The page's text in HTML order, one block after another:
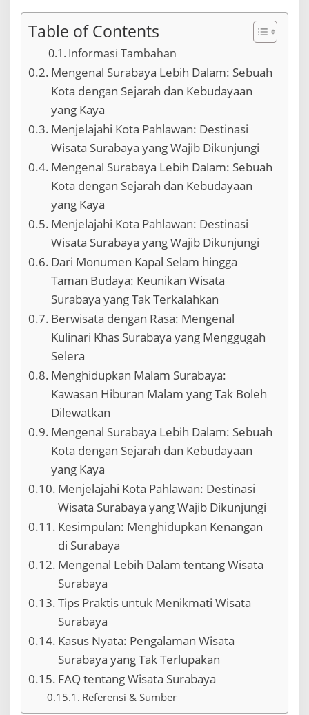
Table of Contents
Informasi Tambahan
Mengenal Surabaya Lebih Dalam: Sebuah
Kota dengan Sejarah dan Kebudayaan
yang Kaya
Menjelajahi Kota Pahlawan: Destinasi
Wisata Surabaya yang Wajib Dikunjungi
Mengenal Surabaya Lebih Dalam: Sebuah
Kota dengan Sejarah dan Kebudayaan
yang Kaya
Menjelajahi Kota Pahlawan: Destinasi
Wisata Surabaya yang Wajib Dikunjungi
Dari Monumen Kapal Selam hingga
Taman Budaya: Keunikan Wisata
Surabaya yang Tak Terkalahkan
Berwisata dengan Rasa: Mengenal
Kulinari Khas Surabaya yang Menggugah
Selera
Menghidupkan Malam Surabaya:
Kawasan Hiburan Malam yang Tak Boleh
Dilewatkan
Mengenal Surabaya Lebih Dalam: Sebuah
Kota dengan Sejarah dan Kebudayaan
yang Kaya
Menjelajahi Kota Pahlawan: Destinasi
Wisata Surabaya yang Wajib Dikunjungi
Kesimpulan: Menghidupkan Kenangan
di Surabaya
Mengenal Lebih Dalam tentang Wisata
Surabaya
Tips Praktis untuk Menikmati Wisata
Surabaya
Kasus Nyata: Pengalaman Wisata
Surabaya yang Tak Terlupakan
FAQ tentang Wisata Surabaya
Referensi & Sumber